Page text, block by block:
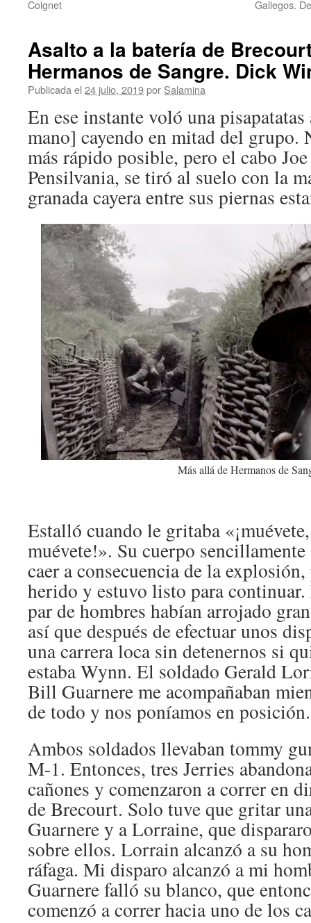
Coignet
Gallegos.
Asalto a la batería de
Hermanos de Sangre. Dick
Publicada el 24 julio, 2019por Salamina
En ese instante voló una
mano] cayendo en mitad del grupo.
más rápido posible, pero el cabo
Pensilvania, se tiró al suelo con la
granada cayera entre sus piernas
Más allá de Hermanos de
Estalló cuando le gritaba
muévete!». Su cuerpo
caer a consecuencia de la
herido y estuvo listo para continuar.
par de hombres habían arrojado
así que después de efectuar unos
una carrera loca sin detenernos si
estaba Wynn. El soldado Gerald
Bill Guarnere me acompañaban
de todo y nos poníamos en posición.
Ambos soldados llevaban tommy
M-1. Entonces, tres Jerries
cañones y comenzaron a correr en
de Brecourt. Solo tuve que gritar
Guarnere y a Lorraine, que
sobre ellos. Lorrain alcanzó a su
ráfaga. Mi disparo alcanzó a mi
Guarnere falló su blanco, que
comenzó a correr hacia uno de los